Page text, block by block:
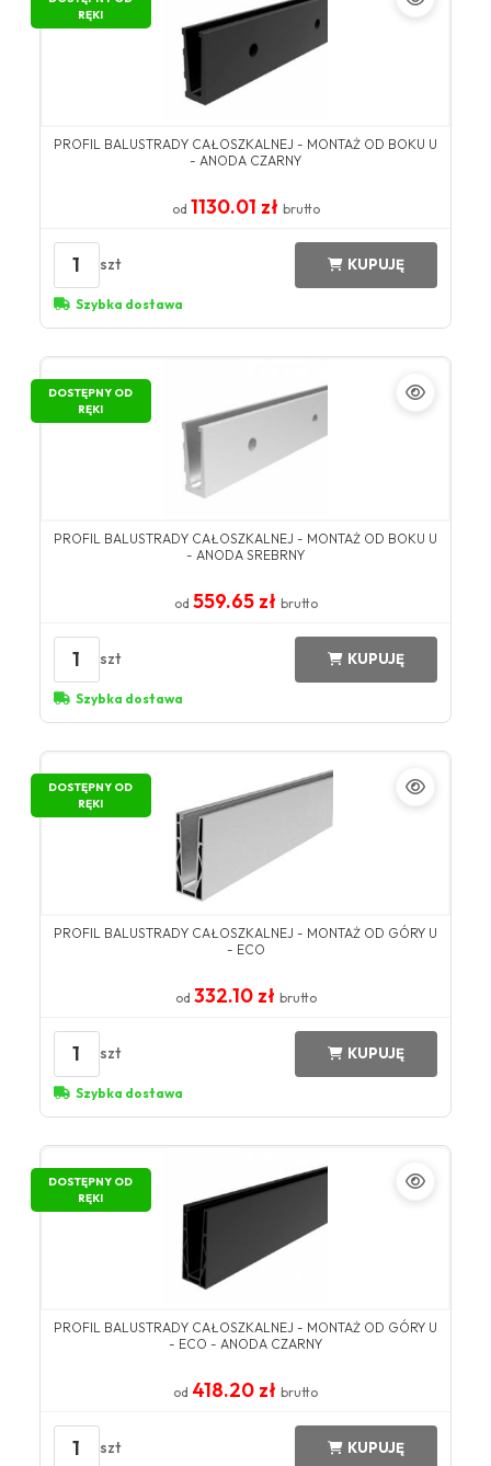
RĘKI
PROFIL BALUSTRADY CAŁOSZKALNEJ - MONTAŻ OD BOKU U
- ANODA CZARNY
od 1130.01 zł brutto
1 szt KUPUJĘ
Szybka dostawa
DOSTĘPNY OD
RĘKI
PROFIL BALUSTRADY CAŁOSZKALNEJ - MONTAŻ OD BOKU U
- ANODA SREBRNY
od 559.65 zł brutto
1 szt KUPUJĘ
Szybka dostawa
DOSTĘPNY OD
RĘKI
PROFIL BALUSTRADY CAŁOSZKALNEJ - MONTAŻ OD GÓRY U
- ECO
od 332.10 zł brutto
1 szt KUPUJĘ
Szybka dostawa
DOSTĘPNY OD
RĘKI
PROFIL BALUSTRADY CAŁOSZKALNEJ - MONTAŻ OD GÓRY U
- ECO - ANODA CZARNY
od 418.20 zł brutto
1 szt KUPUJĘ